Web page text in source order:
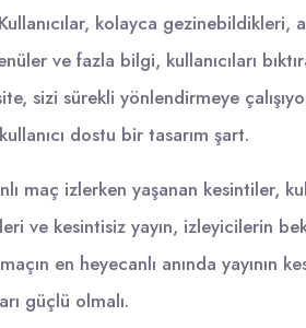
kolayca gezinebildikleri,
ve fazla bilgi, kullanıcıları
sizi sürekli yönlendirmeye
dostu bir tasarım şart.
maç izlerken yaşanan kesintiler,
ve kesintisiz yayın, izleyicilerin
en heyecanlı anında yayının
güçlü olmalı.